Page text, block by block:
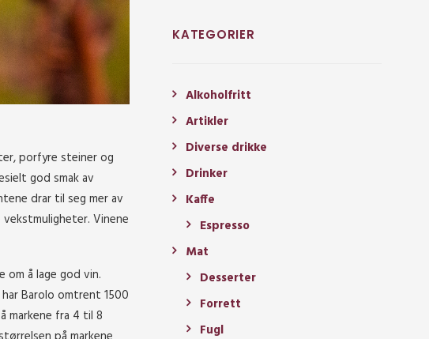
porfyre steiner og
god smak av
drar til seg mer av
Vinene
om å lage god vin.
Barolo omtrent 1500
markene fra 4 til 8
KATEGORIER
Alkoholfritt
Artikler
Diverse drikke
Drinker
Kaffe
Espresso
Mat
Desserter
Forrett
Fugl